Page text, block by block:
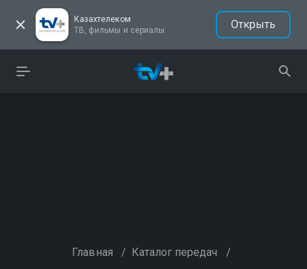
Казахтелеком
ТВ, фильмы и сериалы
Открыть
Главная / Каталог передач /